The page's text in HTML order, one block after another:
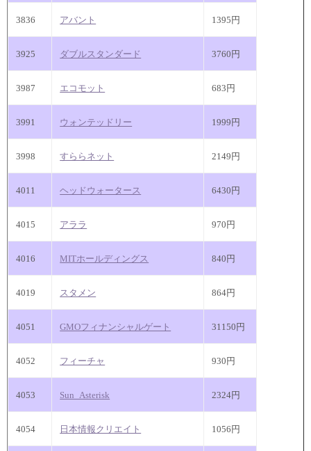
3836 アバント 1395円
3925 ダブルスタンダード 3760円
3987 エコモット 683円
3991 ウォンテッドリー 1999円
3998 すららネット 2149円
4011 ヘッドウォータース 6430円
4015 アララ 970円
4016 MITホールディングス 840円
4019 スタメン 864円
4051 GMOフィナンシャルゲート 31150円
4052 フィーチャ 930円
4053 Sun_Asterisk 2324円
4054 日本情報クリエイト 1056円